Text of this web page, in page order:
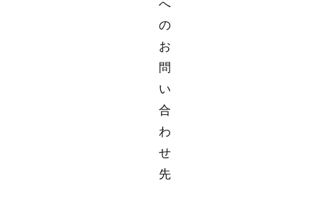
へ
の
お
問
い
合
わ
せ
先